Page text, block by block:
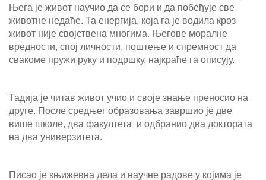
Њега је живот научио да се бори и да побеђује све
животне недаће. Та енергија, која га је водила кроз
живот није својствена многима. Његове моралне
вредности, спој личности, поштење и спремност да
свакоме пружи руку и подршку, најкраће га описују.
Тадија је читав живот учио и своје знање преносио на
друге. После средњег образовања завршио је две
више школе, два факултета и одбранио два доктората
на два универзитета.
Писао је књижевна дела и научне радове у којима је